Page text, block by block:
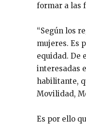
formar a las
“Según los
mujeres. Es
equidad. De
interesadas
habilitante,
Movilidad,
Es por ello